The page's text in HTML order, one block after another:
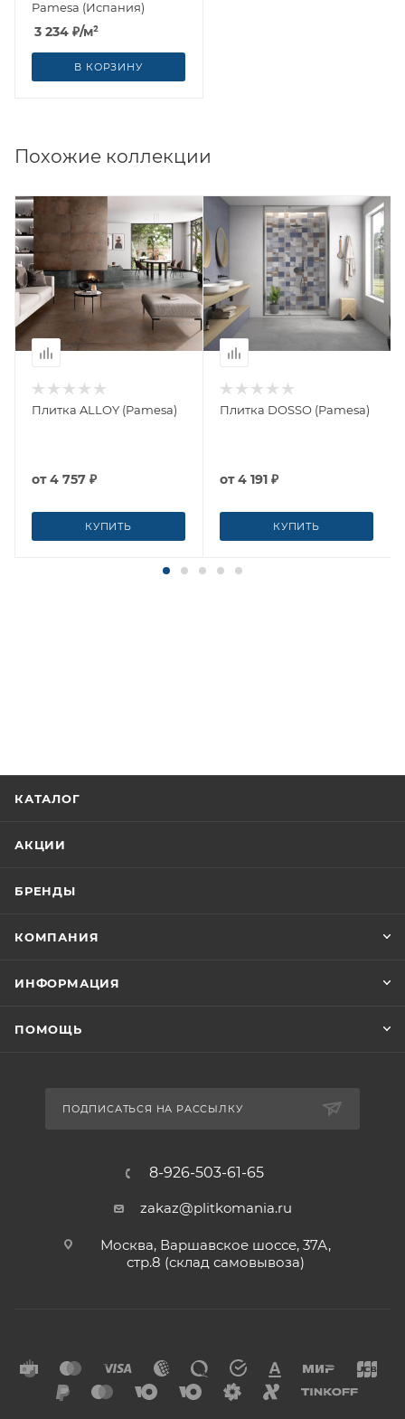
Pamesa (Испания)
3 234 ₽/м²
В КОРЗИНУ
Похожие коллекции
Плитка ALLOY (Pamesa)
от4 757 ₽
КУПИТЬ
Плитка DOSSO (Pamesa)
от4 191 ₽
КУПИТЬ
КАТАЛОГ
АКЦИИ
БРЕНДЫ
КОМПАНИЯ
ИНФОРМАЦИЯ
ПОМОЩЬ
ПОДПИСАТЬСЯ НА РАССЫЛКУ
8-926-503-61-65
zakaz@plitkomania.ru
Москва, Варшавское шоссе, 37А,
стр.8 (склад самовывоза)